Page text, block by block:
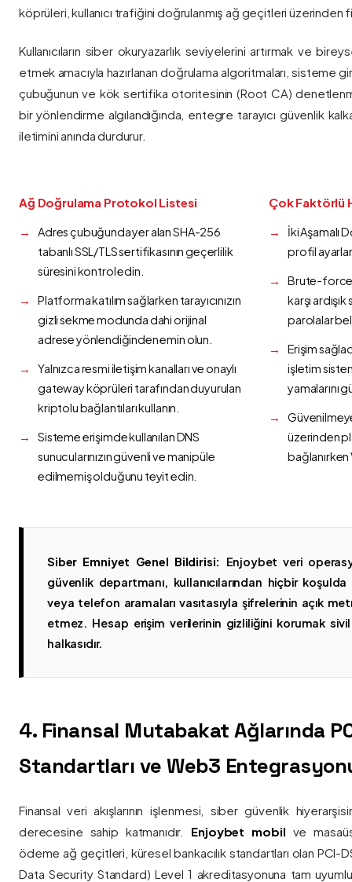
köprüleri, kullanıcı trafiğini doğrulanmış ağ geçitleri üzerinden
Kullanıcıların siber okuryazarlık seviyelerini artırmak ve
etmek amacıyla hazırlanan doğrulama algoritmaları, sisteme
çubuğunun ve kök sertifika otoritesinin (Root CA)
bir yönlendirme algılandığında, entegre tarayıcı güvenlik
iletimini anında durdurur.
Ağ Doğrulama Protokol Listesi
Adres çubuğunda yer alan SHA-256
tabanlı SSL/TLS sertifikasının geçerlilik
süresini kontrol edin.
Platforma katılım sağlarken tarayıcınızın
gizli sekme modunda dahi orijinal
adrese yönlendiğinden emin olun.
Yalnızca resmi iletişim kanalları ve onaylı
gateway köprüleri tarafından duyurulan
kriptolu bağlantıları kullanın.
Sisteme erişimde kullanılan DNS
sunucularınızın güvenli ve manipüle
edilmemiş olduğunu teyit edin.
Çok Faktörlü
İki Aşamalı
profil
Brute-force
karşı
parolalar
Erişim
işletim
yamalarını
üzerinden
bağlanırken
Siber Emniyet Genel Bildirisi:
Enjoybet veri
güvenlik departmanı, kullanıcılarından hiçbir
veya telefon aramaları vasıtasıyla şifrelerinin açık
etmez. Hesap erişim verilerinin gizliliğini korumak
halkasıdır.
4. Finansal Mutabakat Ağlarında
Standartları ve Web3
Finansal veri akışlarının işlenmesi, siber güvenlik
derecesine sahip katmanıdır. Enjoybet mobil ve
ödeme ağ geçitleri, küresel bankacılık standartları olan PCI-
Data Security Standard) Level 1 akreditasyonuna tam